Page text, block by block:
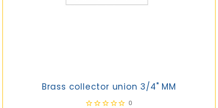
Brass collector union 3/4" MM
0